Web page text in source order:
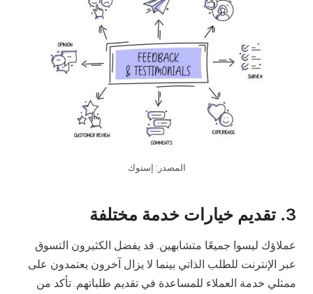
المصدر: إستوك
3. تقديم خيارات خدمة مختلفة
عملاؤك ليسوا جميعًا متشابهين. قد يفضل الكثيرون التسوق
عبر الإنترنت للطلب الذاتي بينما لا يزال آخرون يعتمدون على
ممثلي خدمة العملاء للمساعدة في تقديم طلباتهم. تأكد من